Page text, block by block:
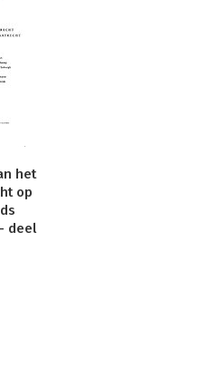
het
op
deel